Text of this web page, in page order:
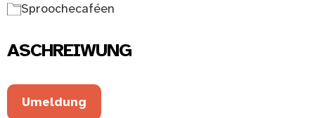
Sproochecaféen
ASCHREIWUNG
Umeldung